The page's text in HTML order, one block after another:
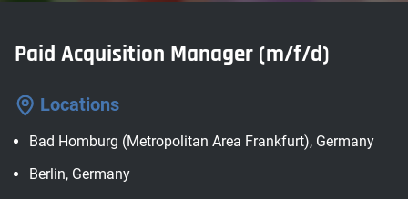
Paid Acquisition Manager (m/f/d)
Locations
Bad Homburg (Metropolitan Area Frankfurt), Germany
Berlin, Germany